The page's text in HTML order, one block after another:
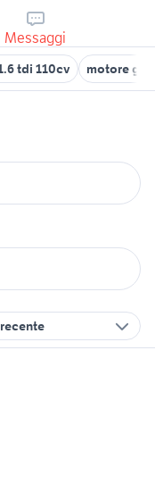
Messaggi
tdi 110cv motore